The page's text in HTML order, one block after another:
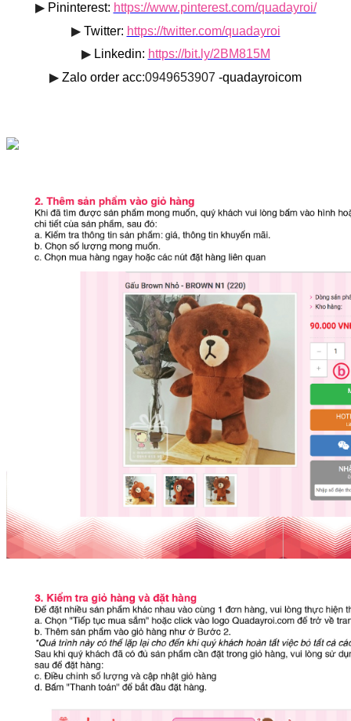
▶ Pininterest: https://www.pinterest.com/quadayroi/
▶ Twitter: https://twitter.com/quadayroi
▶ Linkedin: https://bit.ly/2BM815M
▶ Zalo order acc:0949653907 -quadayroicom